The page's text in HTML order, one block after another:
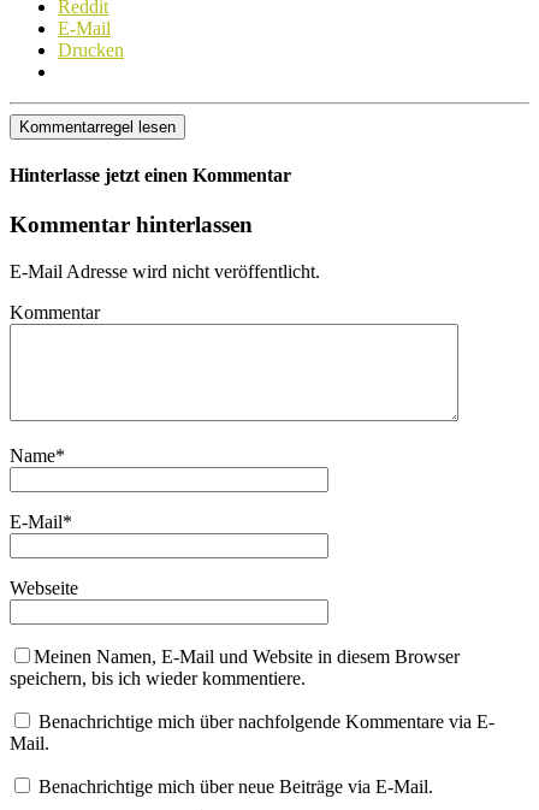
Reddit
E-Mail
Drucken
Kommentarregel lesen
Hinterlasse jetzt einen Kommentar
Kommentar hinterlassen
E-Mail Adresse wird nicht veröffentlicht.
Kommentar
Name*
E-Mail*
Webseite
Meinen Namen, E-Mail und Website in diesem Browser
speichern, bis ich wieder kommentiere.
Benachrichtige mich über nachfolgende Kommentare via E-
Mail.
Benachrichtige mich über neue Beiträge via E-Mail.